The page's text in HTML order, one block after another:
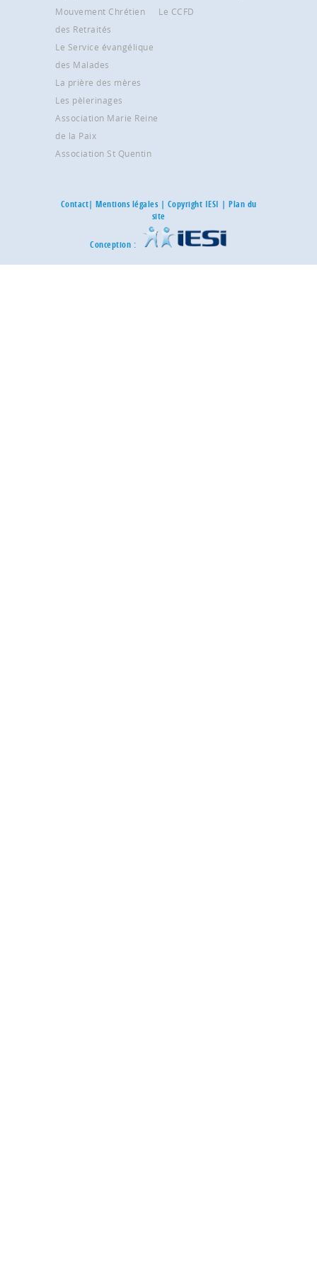
Mouvement Chrétien
des Retraités
Le Service évangélique
des Malades
La prière des mères
Les pèlerinages
Association Marie Reine
de la Paix
Association St Quentin
Le CCFD
Contact| Mentions légales | Copyright IESI | Plan du
site
Conception :